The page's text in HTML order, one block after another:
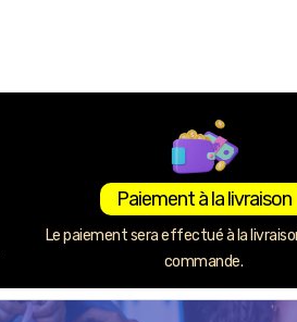
Paiement à la livraison
Le paiement sera effectué à la
commande.